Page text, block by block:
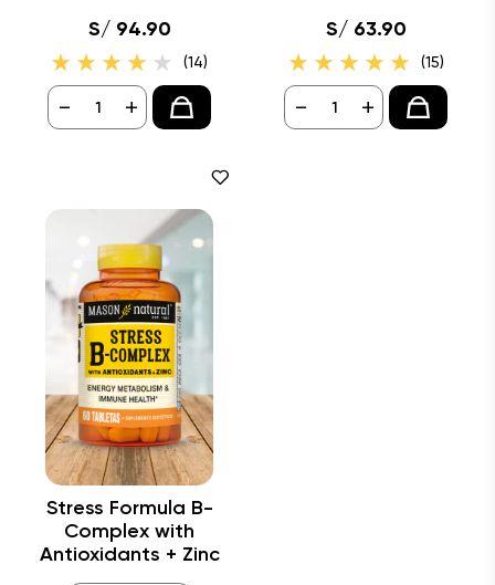
S/ 94.90
(14)
- +
S/ 63.90
(15)
- +
Stress Formula B-
Complex with
Antioxidants + Zinc